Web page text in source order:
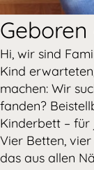
Hi, wir sind
Kind
machen: Wir
fanden?
Kinderbett – für
Vier Betten,
das aus allen